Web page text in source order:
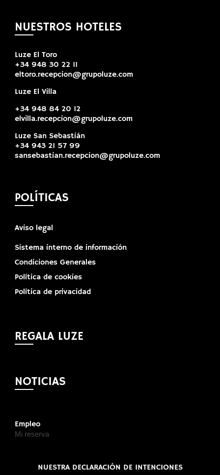
NUESTROS HOTELES
Luze El Toro
+34 948 30 22 11
eltoro.recepcion@grupoluze.com
Luze El Villa
+34 948 84 20 12
elvilla.recepcion@grupoluze.com
Luze San Sebastián
+34 943 21 57 99
sansebastian.recepcion@grupoluze.com
POLÍTICAS
Aviso legal
Sistema interno de información
Condiciones Generales
Política de cookies
Política de privacidad
REGALA LUZE
NOTICIAS
Empleo
Mi reserva
NUESTRA DECLARACIÓN DE INTENCIONES